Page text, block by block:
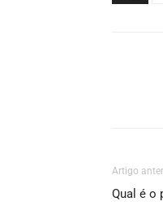
Artigo
Qual é o